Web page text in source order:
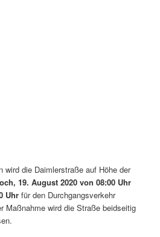
wird die Daimlerstraße auf Höhe der
19. August 2020 von 08:00 Uhr
Uhr für den Durchgangsverkehr
Maßnahme wird die Straße beidseitig